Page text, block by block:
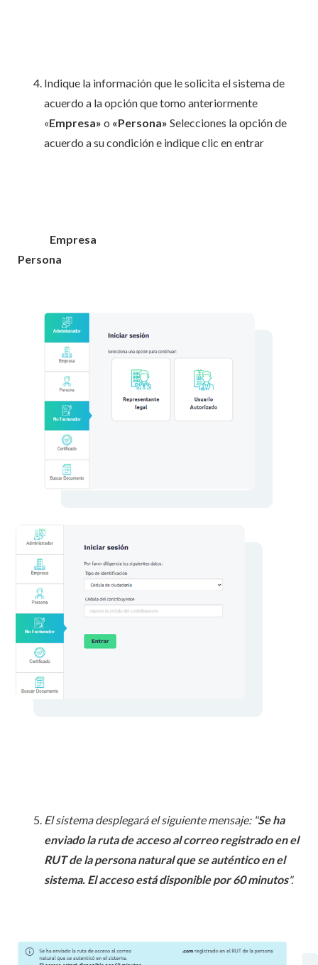
Indique la información que le solicita el sistema de
acuerdo a la opción que tomo anteriormente
«Empresa»o «Persona» Selecciones la opción de
acuerdo a su condición e indique clic en entrar
Empresa
Persona
El sistema desplegará el siguiente mensaje: "Se ha
enviado la ruta de acceso al correo registrado en el
RUT de la persona natural que se auténtico en el
sistema. El acceso está disponible por 60 minutos".